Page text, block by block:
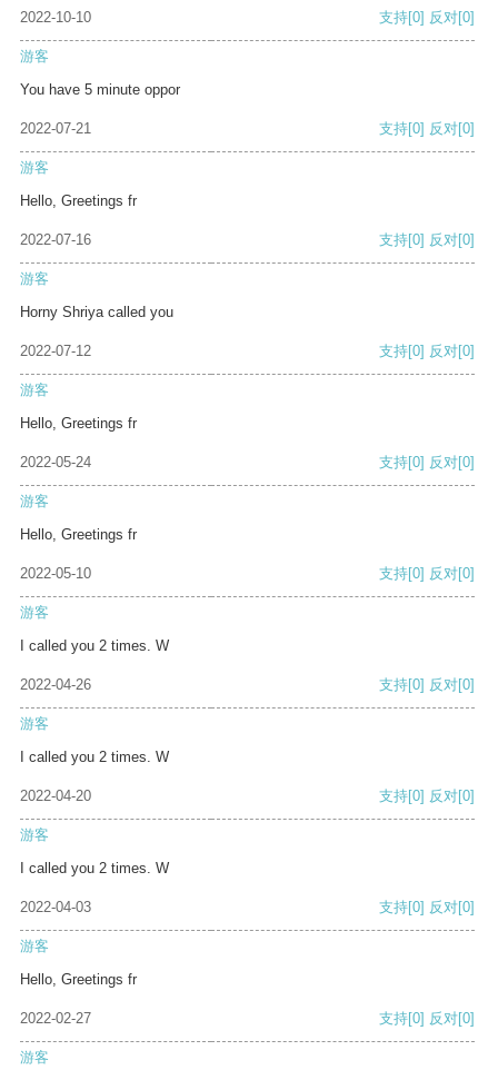
2022-10-10 支持[0] 反对[0]
游客
You have 5 minute oppor
2022-07-21 支持[0] 反对[0]
游客
Hello, Greetings fr
2022-07-16 支持[0] 反对[0]
游客
Horny Shriya called you
2022-07-12 支持[0] 反对[0]
游客
Hello, Greetings fr
2022-05-24 支持[0] 反对[0]
游客
Hello, Greetings fr
2022-05-10 支持[0] 反对[0]
游客
I called you 2 times. W
2022-04-26 支持[0] 反对[0]
游客
I called you 2 times. W
2022-04-20 支持[0] 反对[0]
游客
I called you 2 times. W
2022-04-03 支持[0] 反对[0]
游客
Hello, Greetings fr
2022-02-27 支持[0] 反对[0]
游客